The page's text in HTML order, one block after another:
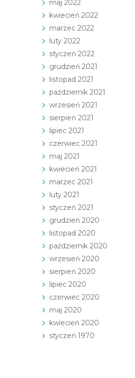
maj 2022
kwiecień 2022
marzec 2022
luty 2022
styczeń 2022
grudzień 2021
listopad 2021
październik 2021
wrzesień 2021
sierpień 2021
lipiec 2021
czerwiec 2021
maj 2021
kwiecień 2021
marzec 2021
luty 2021
styczeń 2021
grudzień 2020
listopad 2020
październik 2020
wrzesień 2020
sierpień 2020
lipiec 2020
czerwiec 2020
maj 2020
kwiecień 2020
styczeń 1970